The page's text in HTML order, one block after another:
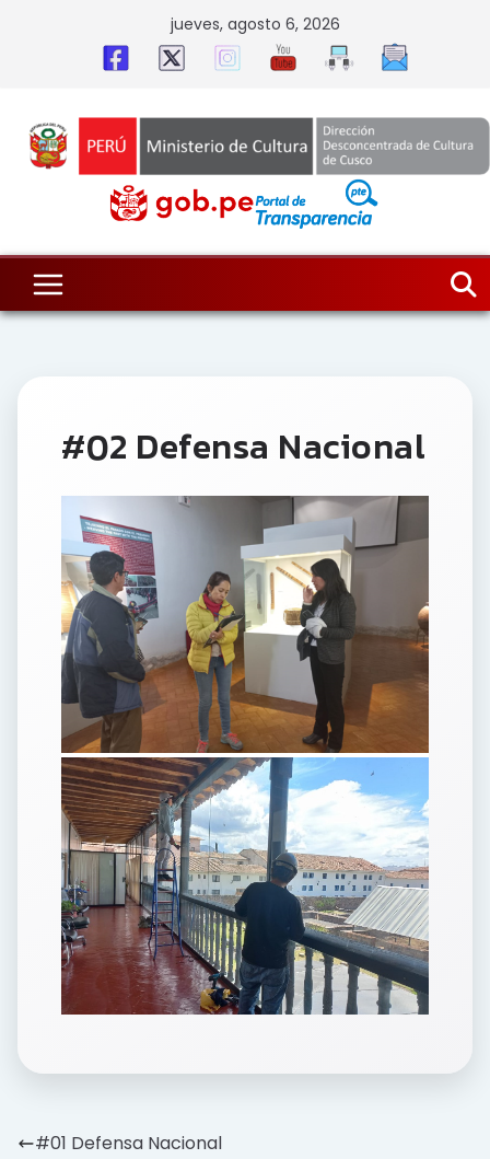
jueves, agosto 6, 2026
#02 Defensa Nacional
#01 Defensa Nacional